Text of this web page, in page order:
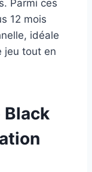
Parmi ces
12 mois
idéale
jeu tout en
Black